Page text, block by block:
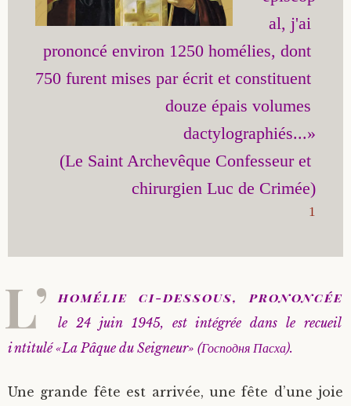
Saint Sophrony l’Athonite
Sainte Xenia
Sainte Matrone de Moscou
Staritsa Marie Makovkine
Natalia de Vyritsa
Archimandrite Lazare (Abachidzé)
Geronda Arsenios le Spiléote
Gerondissa Makrina (Vassopoulou)
Archimandrite Nathanaël (Pospelov)
al, j'ai
prononcé environ 1250 homélies, dont
750 furent mises par écrit et constituent
douze épais volumes
dactylographiés...»
(Le Saint Archevêque Confesseur et
chirurgien Luc de Crimée)
1
L’ homélie ci-dessous, prononcée
le 24 juin 1945, est intégrée dans le recueil
intitulé «La Pâque du Seigneur» (Господня Пасха).
Une grande fête est arrivée, une fête d’une joie